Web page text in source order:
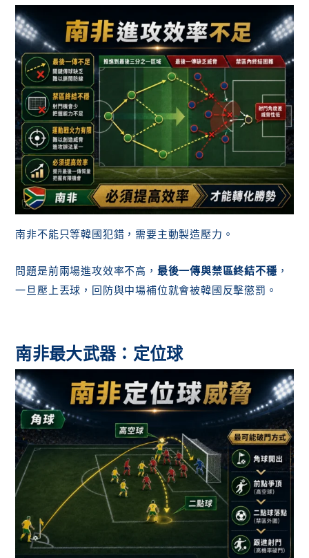
南非不能只等韓國犯錯，需要主動製造壓力。
問題是前兩場進攻效率不高， 最後一傳與禁區終結不穩 ，
一旦壓上丟球，回防與中場補位就會被韓國反擊懲罰。
南非最大武器：定位球